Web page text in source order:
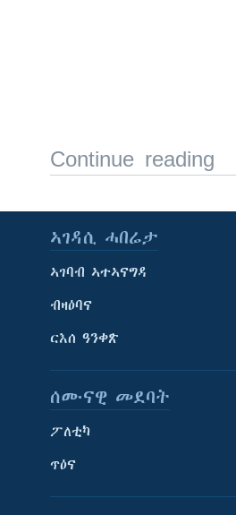
ትምህርቲ እንግሊዝኛ
Continue reading
ኣገዳሲ ሓበሬታ
ኣገባብ ኣተኣናግዳ
ብዛዕባና
ርእሰ ዓንቀጽ
ሰሙናዊ መደባት
ፖለቲካ
ጥዕና